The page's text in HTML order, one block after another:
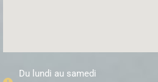
Du lundi au samedi